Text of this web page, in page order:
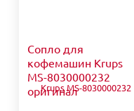
Сопло для
кофемашин Krups
MS-8030000232
оригинал